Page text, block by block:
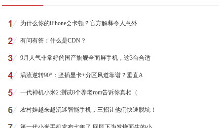
为什么你的iPhone会卡顿？官方解释令人意外
有问有答：什么是CDN？
9月人气非常好的国产旗舰全面屏手机，这3台合适
涡流逆转90°：竖插显卡+分区风道靠谱？垂直A
一代神机小米2 测试8个养老rom告诉你真相（
农村娃越来越沉迷智能手机，三招让他们快速脱坑！